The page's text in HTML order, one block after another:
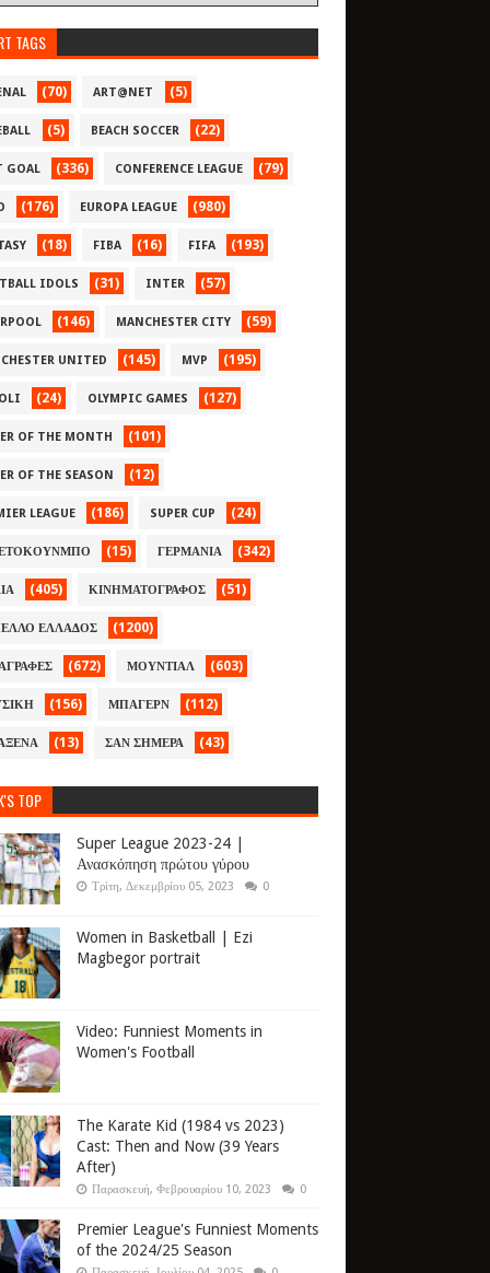
TAGS
(70) ART@NET (5)
(5) BEACH SOCCER (22)
GOAL (336) CONFERENCE LEAGUE (79)
(176) EUROPA LEAGUE (980)
(18) FIBA (16) FIFA (193)
IDOLS (31) INTER (57)
(146) MANCHESTER CITY (59)
UNITED (145) MVP (195)
(24) OLYMPIC GAMES (127)
OF THE MONTH (101)
OF THE SEASON (12)
LEAGUE (186) SUPER CUP (24)
(15) ΓΕΡΜΑΝΙΑ (342)
(405) ΚΙΝΗΜΑΤΟΓΡΑΦΟΣ (51)
ΕΛΛΑΔΟΣ (1200)
(672) ΜΟΥΝΤΙΑΛ (603)
(156) ΜΠΑΓΕΡΝ (112)
(13) ΣΑΝ ΣΗΜΕΡΑ (43)
TOP
Super League 2023-24 |
Ανασκόπηση πρώτου γύρου
Τρίτη, Δεκεμβρίου 05, 2023 0
Women in Basketball | Ezi
Magbegor portrait
Video: Funniest Moments in
Women's Football
The Karate Kid (1984 vs 2023)
Cast: Then and Now (39 Years
After)
Παρασκευή, Φεβρουαρίου 10, 2023 0
Premier League's Funniest Moments
of the 2024/25 Season